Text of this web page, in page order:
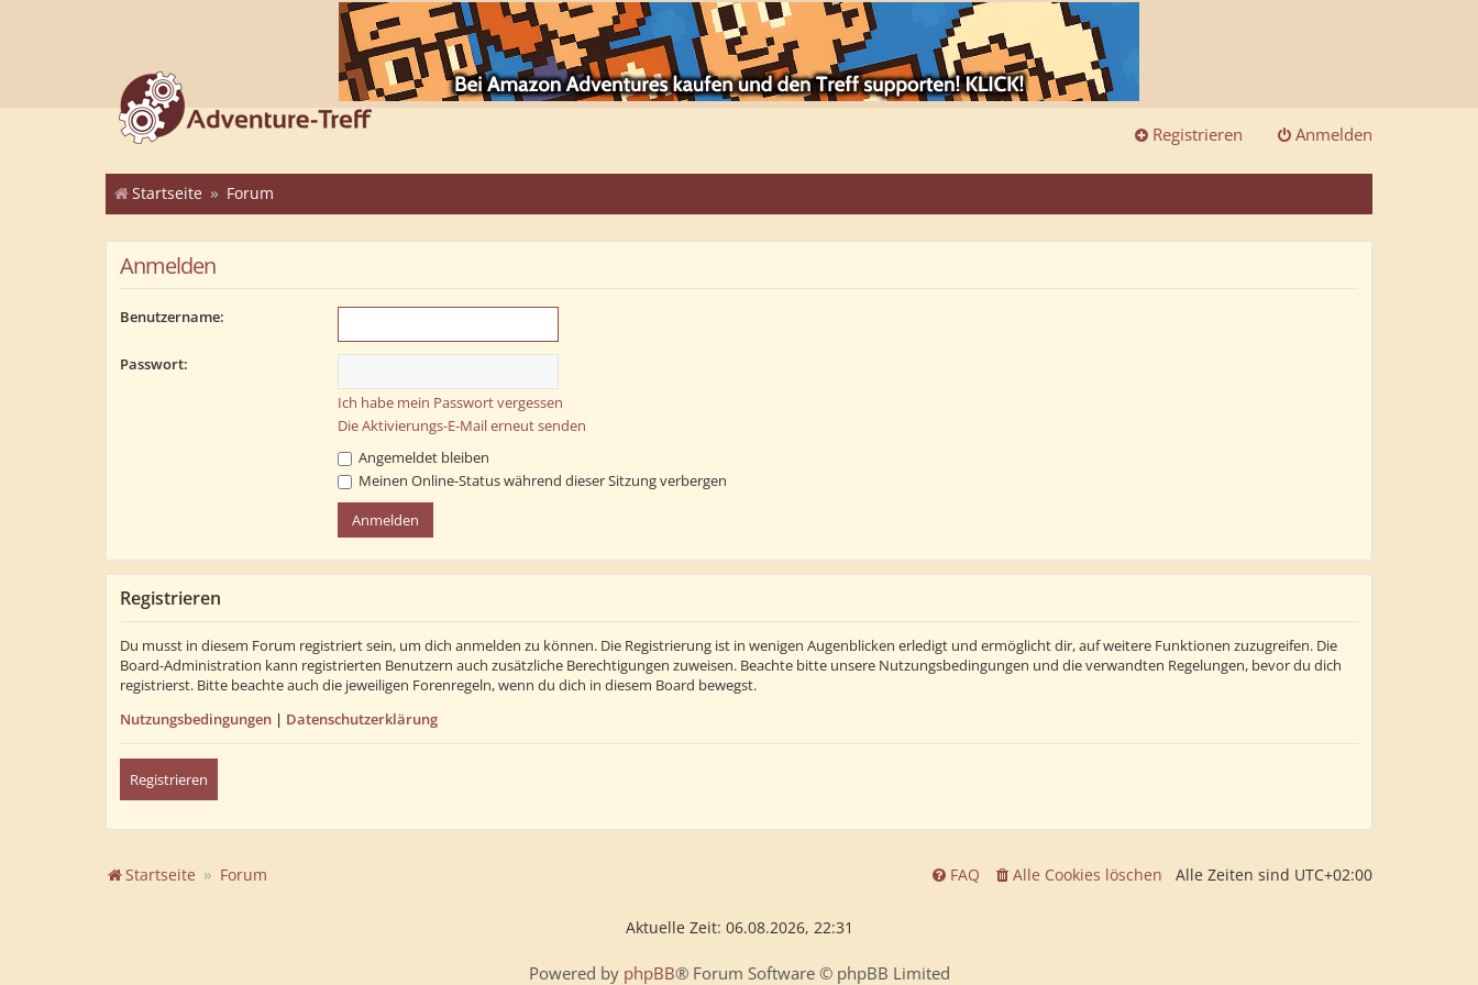
Anmelden
Registrieren
Startseite Forum
Anmelden
Benutzername:
Passwort:
Ich habe mein Passwort vergessen
Die Aktivierungs-E-Mail erneut senden
Angemeldet bleiben
Meinen Online-Status während dieser Sitzung verbergen
Registrieren
Du musst in diesem Forum registriert sein, um dich anmelden zu können. Die Registrierung ist in wenigen Augenblicken erledigt und ermöglicht dir, auf weitere Funktionen zuzugreifen. Die
Board-Administration kann registrierten Benutzern auch zusätzliche Berechtigungen zuweisen. Beachte bitte unsere Nutzungsbedingungen und die verwandten Regelungen, bevor du dich
registrierst. Bitte beachte auch die jeweiligen Forenregeln, wenn du dich in diesem Board bewegst.
Nutzungsbedingungen | Datenschutzerklärung
Registrieren
Startseite Forum Alle Zeiten sind UTC+02:00
Alle Cookies löschen
FAQ
Aktuelle Zeit: 06.08.2026, 22:31
Powered by phpBB® Forum Software © phpBB Limited